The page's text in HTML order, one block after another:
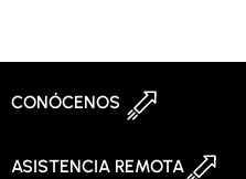
CONÓCENOS
ASISTENCIA REMOTA